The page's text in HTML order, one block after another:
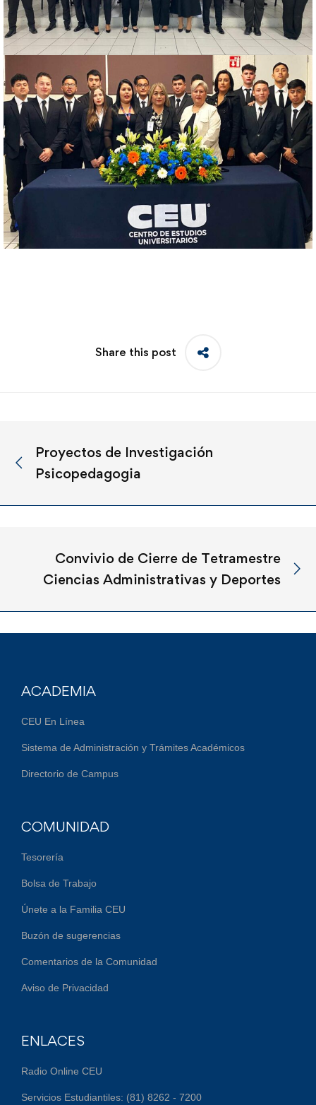
Share this post
Proyectos de Investigación
Psicopedagogia
Convivio de Cierre de Tetramestre
Ciencias Administrativas y Deportes
ACADEMIA
CEU En Línea
Sistema de Administración y Trámites Académicos
Directorio de Campus
COMUNIDAD
Tesorería
Bolsa de Trabajo
Únete a la Familia CEU
Buzón de sugerencias
Comentarios de la Comunidad
Aviso de Privacidad
ENLACES
Radio Online CEU
Servicios Estudiantiles: (81) 8262 - 7200